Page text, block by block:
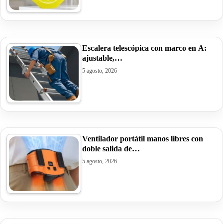
Escalera telescópica con marco en A:
ajustable,…
5 agosto, 2026
Ventilador portátil manos libres con
doble salida de…
5 agosto, 2026